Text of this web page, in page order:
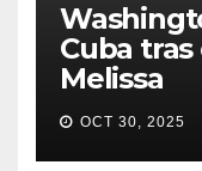
Cuba
Melissa
OCT 30, 2025